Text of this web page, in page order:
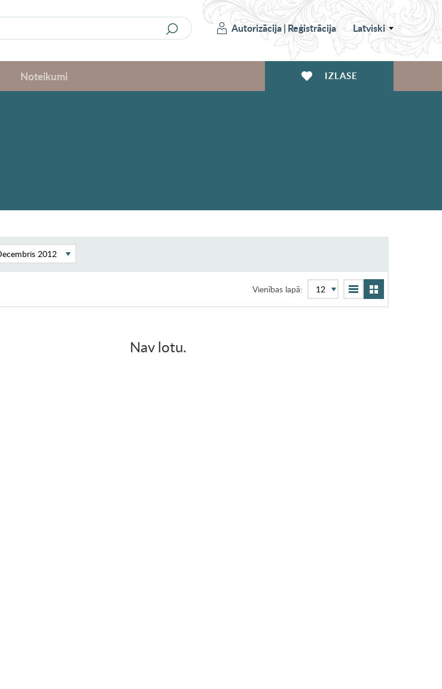
Autorizācija|Reģistrācija Latviski
Noteikumi IZLASE
Vienības lapā:
Nav lotu.